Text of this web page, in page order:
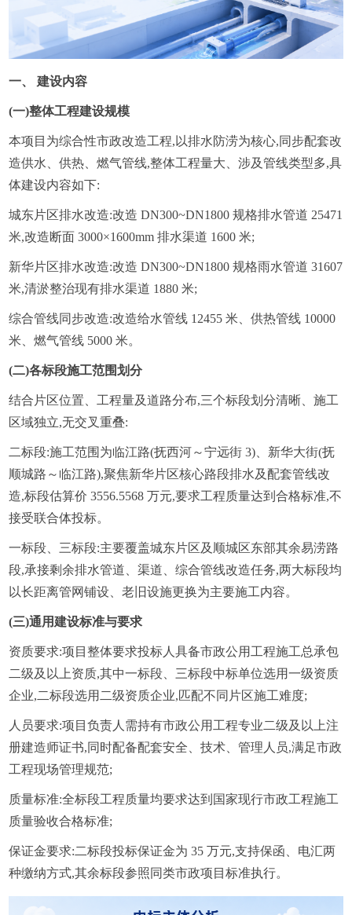
一、 建设内容
(一)整体工程建设规模
本项目为综合性市政改造工程,以排水防涝为核心,同步配套改
造供水、供热、燃气管线,整体工程量大、涉及管线类型多,具
体建设内容如下:
城东片区排水改造:改造 DN300~DN1800 规格排水管道 25471
米,改造断面 3000×1600mm 排水渠道 1600 米;
新华片区排水改造:改造 DN300~DN1800 规格雨水管道 31607
米,清淤整治现有排水渠道 1880 米;
综合管线同步改造:改造给水管线 12455 米、供热管线 10000
米、燃气管线 5000 米。
(二)各标段施工范围划分
结合片区位置、工程量及道路分布,三个标段划分清晰、施工
区域独立,无交叉重叠:
二标段:施工范围为临江路(抚西河～宁远街 3)、新华大街(抚
顺城路～临江路),聚焦新华片区核心路段排水及配套管线改
造,标段估算价 3556.5568 万元,要求工程质量达到合格标准,不
接受联合体投标。
一标段、三标段:主要覆盖城东片区及顺城区东部其余易涝路
段,承接剩余排水管道、渠道、综合管线改造任务,两大标段均
以长距离管网铺设、老旧设施更换为主要施工内容。
(三)通用建设标准与要求
资质要求:项目整体要求投标人具备市政公用工程施工总承包
二级及以上资质,其中一标段、三标段中标单位选用一级资质
企业,二标段选用二级资质企业,匹配不同片区施工难度;
人员要求:项目负责人需持有市政公用工程专业二级及以上注
册建造师证书,同时配备配套安全、技术、管理人员,满足市政
工程现场管理规范;
质量标准:全标段工程质量均要求达到国家现行市政工程施工
质量验收合格标准;
保证金要求:二标段投标保证金为 35 万元,支持保函、电汇两
种缴纳方式,其余标段参照同类市政项目标准执行。